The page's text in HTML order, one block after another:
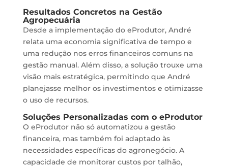
Resultados Concretos na Gestão
Agropecuária
Desde a implementação do eProdutor, André
relata uma economia significativa de tempo e
uma redução nos erros financeiros comuns na
gestão manual. Além disso, a solução trouxe uma
visão mais estratégica, permitindo que André
planejasse melhor os investimentos e otimizasse
o uso de recursos.
Soluções Personalizadas com o eProdutor
O eProdutor não só automatizou a gestão
financeira, mas também foi adaptado às
necessidades específicas do agronegócio. A
capacidade de monitorar custos por talhão,